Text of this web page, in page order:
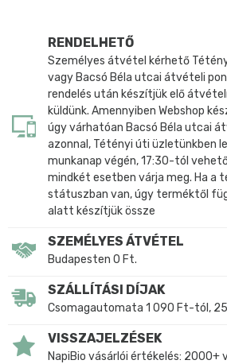
RENDELHETŐ
Személyes átvétel kérhető
vagy Bacsó Béla utcai átvételi
rendelés után készítjük elő
küldünk. Amennyiben Webshop
úgy várhatóan Bacsó Béla utcai
azonnal, Tétényi úti üzletünkben
munkanap végén, 17:30-tól
mindkét esetben várja meg. Ha a
státuszban van, úgy terméktől
alatt készítjük össze
SZEMÉLYES ÁTVÉTEL
Budapesten 0 Ft.
SZÁLLÍTÁSI DÍJAK
Csomagautomata 1 090 Ft-tól,
VISSZAJELZÉSEK
NapiBio vásárlói értékelés: 2000+